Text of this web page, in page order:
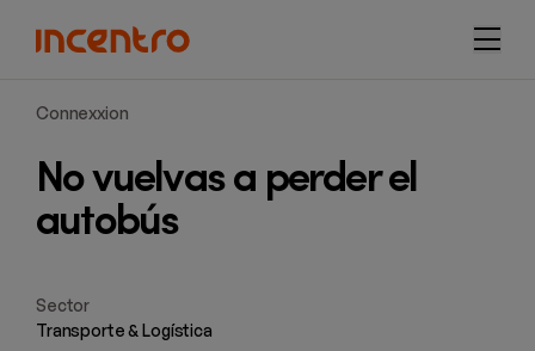
Connexxion
No vuelvas a perder el
autobús
Sector
Transporte & Logística